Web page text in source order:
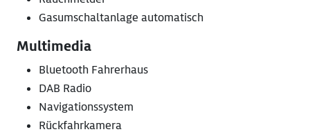
Gasumschaltanlage automatisch
Multimedia
Bluetooth Fahrerhaus
DAB Radio
Navigationssystem
Rückfahrkamera